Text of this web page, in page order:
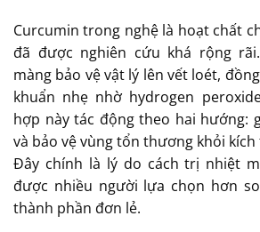
Curcumin trong nghệ là hoạt chất
đã được nghiên cứu khá rộng
màng bảo vệ vật lý lên vết loét,
khuẩn nhẹ nhờ hydrogen
hợp này tác động theo hai hướng:
và bảo vệ vùng tổn thương khỏi
Đây chính là lý do cách trị nhiệt
được nhiều người lựa chọn hơn
thành phần đơn lẻ.